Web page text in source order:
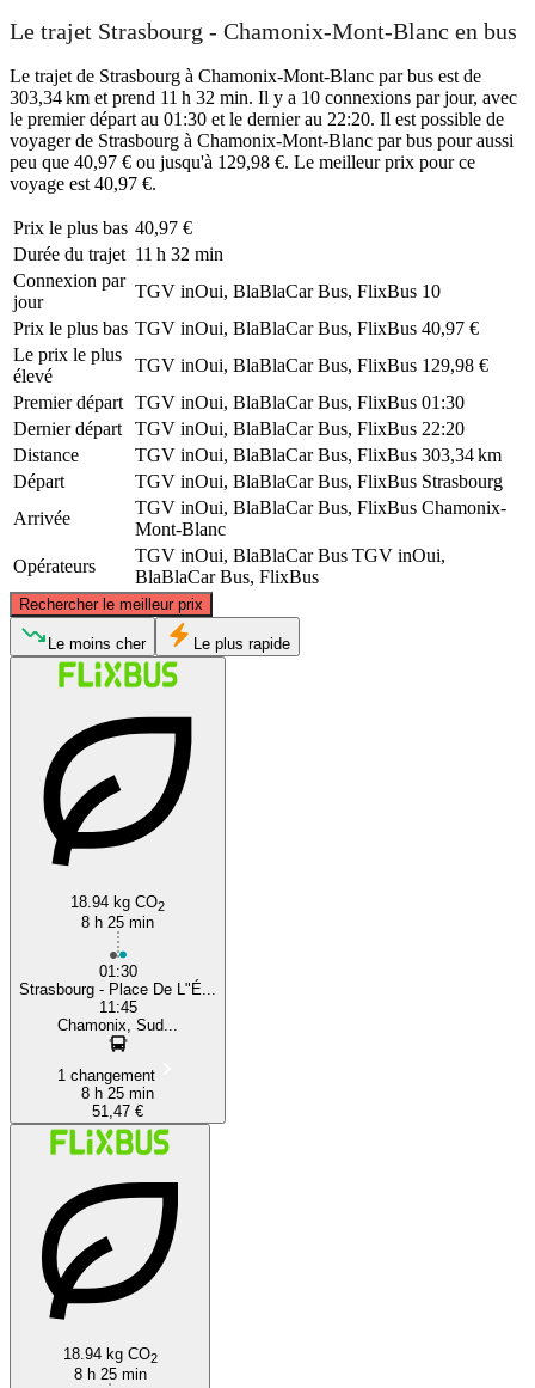
Le trajet Strasbourg - Chamonix-Mont-Blanc en bus
Le trajet de Strasbourg à Chamonix-Mont-Blanc par bus est de
303,34 km et prend 11 h 32 min. Il y a 10 connexions par jour, avec
le premier départ au 01:30 et le dernier au 22:20. Il est possible de
voyager de Strasbourg à Chamonix-Mont-Blanc par bus pour aussi
peu que 40,97 € ou jusqu'à 129,98 €. Le meilleur prix pour ce
voyage est 40,97 €.
Prix ​​le plus bas 40,97 €
Durée du trajet 11 h 32 min
Connexion par
jour
TGV inOui, BlaBlaCar Bus, FlixBus 10
Prix ​​le plus bas TGV inOui, BlaBlaCar Bus, FlixBus 40,97 €
Le prix le plus
élevé
TGV inOui, BlaBlaCar Bus, FlixBus 129,98 €
Premier départ TGV inOui, BlaBlaCar Bus, FlixBus 01:30
Dernier départ
TGV inOui, BlaBlaCar Bus, FlixBus 22:20
Distance
TGV inOui, BlaBlaCar Bus, FlixBus 303,34 km
Départ
TGV inOui, BlaBlaCar Bus, FlixBus Strasbourg
Arrivée
TGV inOui, BlaBlaCar Bus, FlixBus Chamonix-
Mont-Blanc
Opérateurs
TGV inOui, BlaBlaCar Bus TGV inOui,
BlaBlaCar Bus, FlixBus
Rechercher le meilleur prix
Strasbourg
©CARTO
Le moins cher Le plus rapide
18.94 kg CO2
8 h 25 min
01:30
Strasbourg - Place De L"É...
11:45
Chamonix, Sud...
1 changement
8 h 25 min
51,47 €
18.94 kg CO2
8 h 25 min